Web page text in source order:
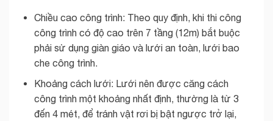
Chiều cao công trình: Theo quy định, khi thi công
công trình có độ cao trên 7 tầng (12m) bắt buộc
phải sử dụng giàn giáo và lưới an toàn, lưới bao
che công trình.
Khoảng cách lưới: Lưới nên được căng cách
công trình một khoảng nhất định, thường là từ 3
đến 4 mét, để tránh vật rơi bị bật ngược trở lại,